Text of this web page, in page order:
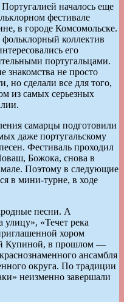
началось еще
фестивале
в городе Комсомольске.
коллектив
его
португальцами.
знакомства не просто
но сделали все для того,
из самых серьезных
самарцы подготовили
даже португальскому
Фестиваль проходил
Божока, снова в
Поэтому в следующие
в мини-турне, в ходе
песни. А
«Течет река
хором
Купиной, в прошлом —
ансамбля
округа. По традиции
неизменно завершали